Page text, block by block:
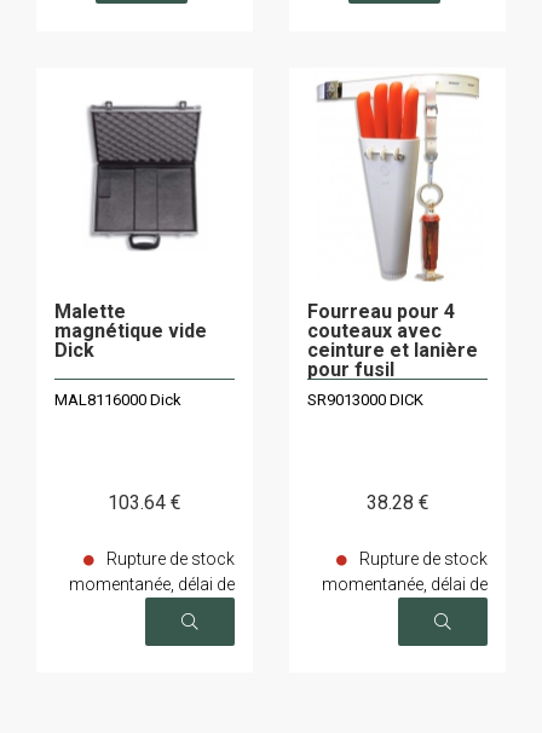
Malette
magnétique vide
Dick
MAL8116000 Dick
103.64 €
Rupture de stock
momentanée, délai de
livraison sur demande
Fourreau pour 4
couteaux avec
ceinture et lanière
pour fusil
SR9013000 DICK
38.28 €
Rupture de stock
momentanée, délai de
livraison sur demande